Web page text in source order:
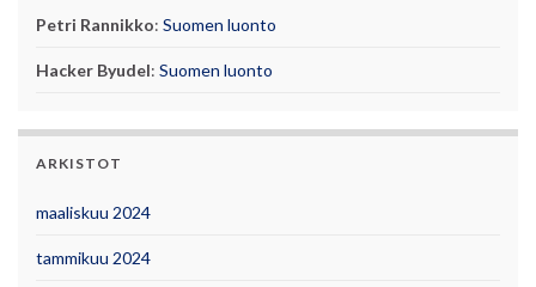
Petri Rannikko: Suomen luonto
Hacker Byudel: Suomen luonto
ARKISTOT
maaliskuu 2024
tammikuu 2024